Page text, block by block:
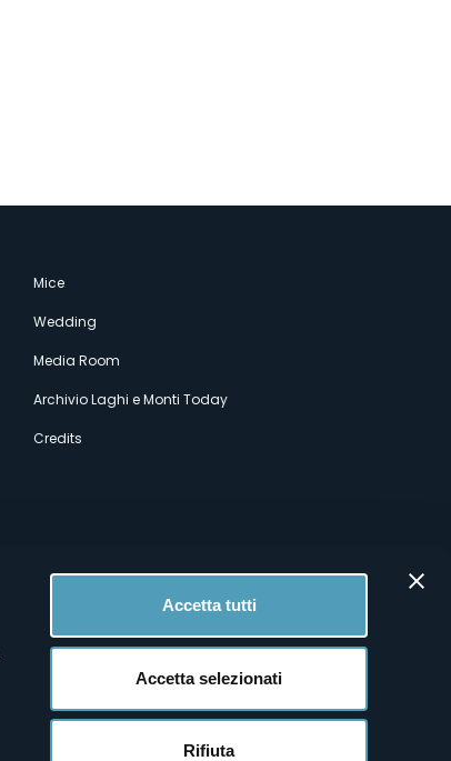
Accetta tutti
Accetta selezionati
Rifiuta
Mice
Wedding
Media Room
Archivio Laghi e Monti Today
Credits